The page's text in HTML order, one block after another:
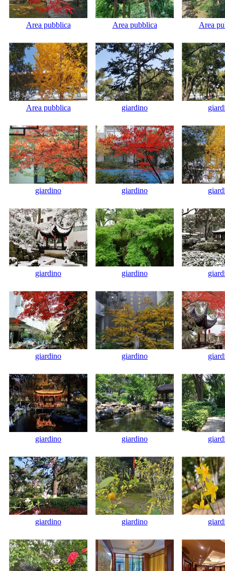
Area pubblica Area pubblica Area
Area pubblica giardino
giardino giardino
giardino giardino
giardino giardino
giardino giardino
giardino giardino